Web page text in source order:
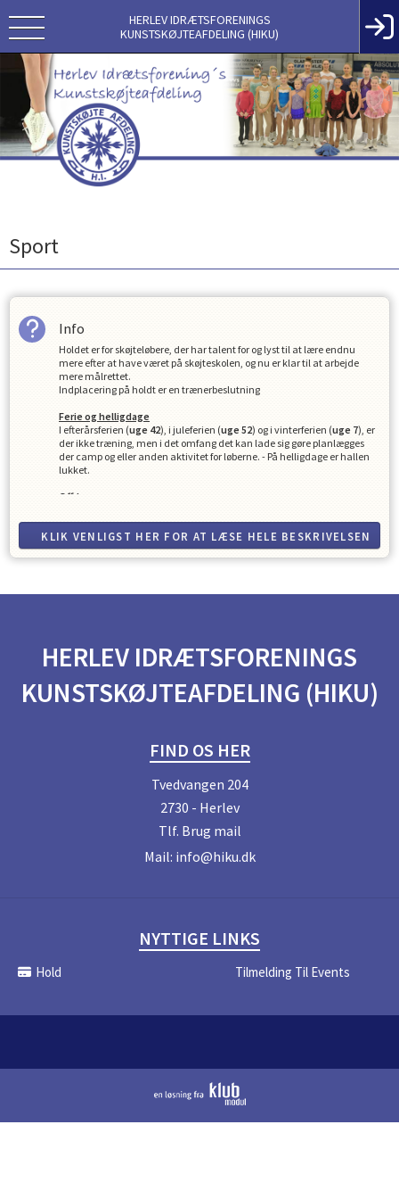
HERLEV IDRÆTSFORENINGS
KUNSTSKØJTEAFDELING (HIKU)
Sport
Info
Holdet er for skøjteløbere, der har talent for og lyst til at lære endnu
mere efter at have været på skøjteskolen, og nu er klar til at arbejde
mere målrettet.
Indplacering på holdt er en trænerbeslutning
Ferie og helligdage
I efterårsferien (uge 42), i juleferien (uge 52) og i vinterferien (uge 7), er
der ikke træning, men i det omfang det kan lade sig gøre planlægges
der camp og eller anden aktivitet for løberne. - På helligdage er hallen
lukket.
Off-Ice
laves på isen,og der forventes fremmøde.
Kontingent
Udover det månedlige kontingent, betales der 1 gang årligt et
vagter i en sæson afhængigt af medlemstallet. Andre opgaver som
afholdelse af vores konkurrence Isblomsten, vil også kræve hjælp fra
medlemmer og forældre. Både skøjteudlejningen og Isblomsten er gode
indtægtskilder for klubben som er med til at begrænse behovet for
KLIK VENLIGST HER FOR AT LÆSE HELE BESKRIVELSEN
HERLEV IDRÆTSFORENINGS
KUNSTSKØJTEAFDELING (HIKU)
FIND OS HER
Tvedvangen 204
2730 - Herlev
Tlf. Brug mail
Mail: info@hiku.dk
NYTTIGE LINKS
Hold Tilmelding Til Events